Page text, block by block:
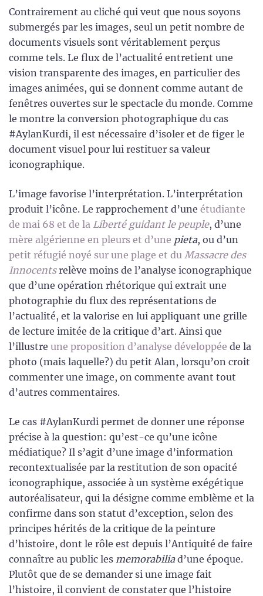
Contrairement au cliché qui veut que nous soyons
submergés par les images, seul un petit nombre de
documents visuels sont véritablement perçus
comme tels. Le flux de l’actualité entretient une
vision transparente des images, en particulier des
images animées, qui se donnent comme autant de
fenêtres ouvertes sur le spectacle du monde. Comme
le montre la conversion photographique du cas
#AylanKurdi, il est nécessaire d’isoler et de figer le
document visuel pour lui restituer sa valeur
iconographique.
L’image favorise l’interprétation. L’interprétation
produit l’icône. Le rapprochement d’une étudiante
de mai 68 et de la Liberté guidant le peuple, d’une
mère algérienne en pleurs et d’une pieta, ou d’un
petit réfugié noyé sur une plage et du Massacre des
Innocentsrelève moins de l’analyse iconographique
que d’une opération rhétorique qui extrait une
photographie du flux des représentations de
l’actualité, et la valorise en lui appliquant une grille
de lecture imitée de la critique d’art. Ainsi que
l’illustre une proposition d’analyse développée de la
photo (mais laquelle?) du petit Alan, lorsqu’on croit
commenter une image, on commente avant tout
d’autres commentaires.
Le cas #AylanKurdi permet de donner une réponse
précise à la question: qu’est-ce qu’une icône
médiatique? Il s’agit d’une image d’information
recontextualisée par la restitution de son opacité
iconographique, associée à un système exégétique
autoréalisateur, qui la désigne comme emblème et la
confirme dans son statut d’exception, selon des
principes hérités de la critique de la peinture
d’histoire, dont le rôle est depuis l’Antiquité de faire
connaître au public les memorabiliad’une époque.
Plutôt que de se demander si une image fait
l’histoire, il convient de constater que l’histoire